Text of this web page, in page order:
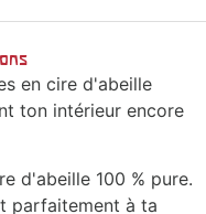
en cire d'abeille
ton intérieur encore
d'abeille 100 % pure.
parfaitement à ta